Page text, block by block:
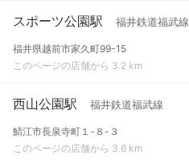
スポーツ公園駅 福井鉄道福武線
福井県越前市家久町99-15
このページの店舗から 3.2 km
西山公園駅 福井鉄道福武線
鯖江市長泉寺町１-８-３
このページの店舗から 3.6 km